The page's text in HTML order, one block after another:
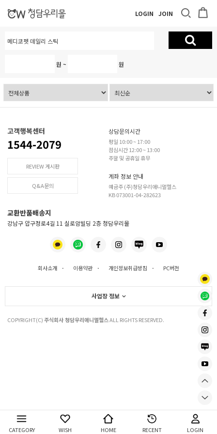
LOGIN JOIN
원 ~ 원
CATEGORY WISH HOME RECENT LOGIN
고객행복센터
1544-2079
REVIEW 게시판
Q&A문의
상담문의시간
평일 10:00 ~ 17:00
점심시간 12:00 ~ 13:00
주말 및 공휴일 휴무
계좌 정보 안내
예금주 (주)청담우리애니멀헬스
KB 073001-04-282623
교환반품배송지
강남구 압구정로4길 11 실로암빌딩 2층 청담우리몰
회사소개 · 이용약관 · 개인정보취급방침 · PC버전
사업장 정보
COPYRIGHT(C)주식회사 청담우리애니멀헬스ALL RIGHTS RESERVED.